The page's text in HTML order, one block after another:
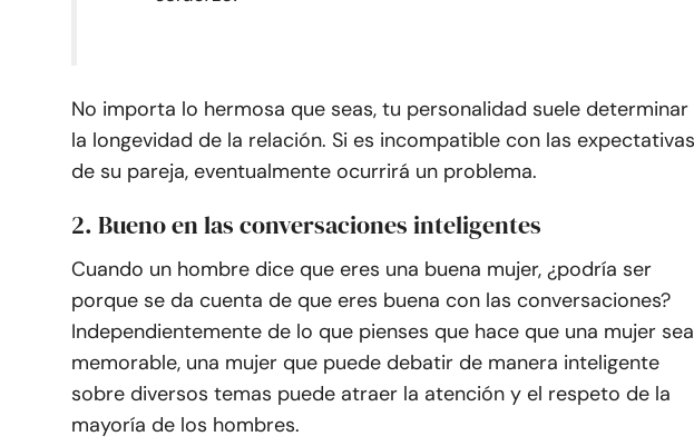
No importa lo hermosa que seas, tu personalidad suele determinar
la longevidad de la relación. Si es incompatible con las expectativas
de su pareja, eventualmente ocurrirá un problema.
2. Bueno en las conversaciones inteligentes
Cuando un hombre dice que eres una buena mujer, ¿podría ser
porque se da cuenta de que eres buena con las conversaciones?
Independientemente de lo que pienses que hace que una mujer sea
memorable, una mujer que puede debatir de manera inteligente
sobre diversos temas puede atraer la atención y el respeto de la
mayoría de los hombres.